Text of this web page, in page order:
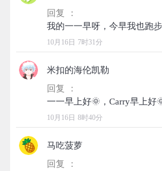
回复 ：
10月16日 7时31分
米扣的海伦凯勒
回复 ：
10月16日 8时40分
马吃菠萝
回复 ：